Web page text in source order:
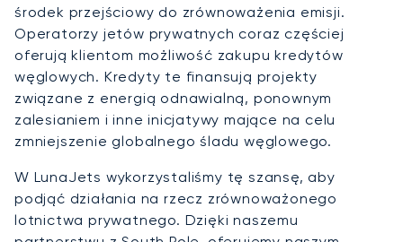
środek przejściowy do zrównoważenia emisji.
Operatorzy jetów prywatnych coraz częściej
oferują klientom możliwość zakupu kredytów
węglowych. Kredyty te finansują projekty
związane z energią odnawialną, ponownym
zalesianiem i inne inicjatywy mające na celu
zmniejszenie globalnego śladu węglowego.
W LunaJets wykorzystaliśmy tę szansę, aby
podjąć działania na rzecz zrównoważonego
lotnictwa prywatnego. Dzięki naszemu